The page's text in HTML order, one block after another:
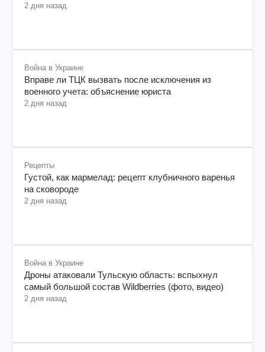
2 дня назад
Война в Украине
Вправе ли ТЦК вызвать после исключения из
военного учета: объяснение юриста
2 дня назад
Рецепты
Густой, как мармелад: рецепт клубничного варенья
на сковороде
2 дня назад
Война в Украине
Дроны атаковали Тульскую область: вспыхнул
самый большой состав Wildberries (фото, видео)
2 дня назад